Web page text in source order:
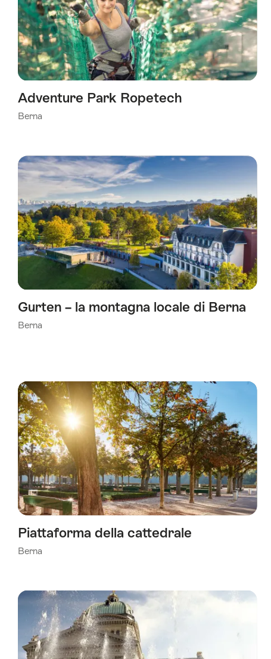
Adventure Park Ropetech
Berna
Gurten – la montagna locale di Berna
Berna
Piattaforma della cattedrale
Berna